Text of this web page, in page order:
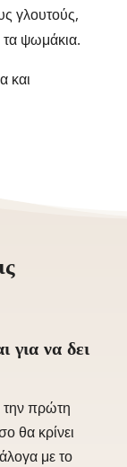
γλουτούς,
τα ψωμάκια.
και
για να δει
την πρώτη
θα κρίνει
με το